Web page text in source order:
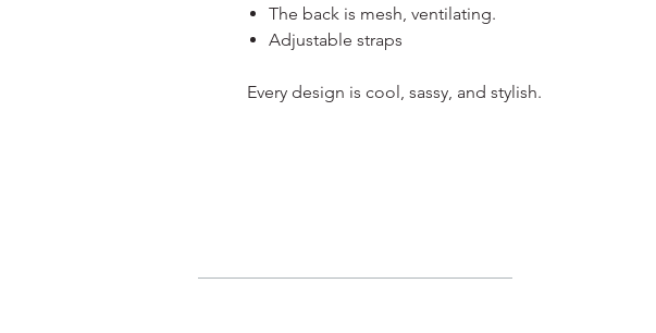
The back is mesh, ventilating.
Adjustable straps
Every design is cool, sassy, and stylish.